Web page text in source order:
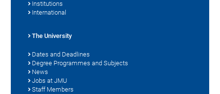
Institutions
International
The University
Dates and Deadlines
Degree Programmes and Subjects
News
Jobs at JMU
Staff Members